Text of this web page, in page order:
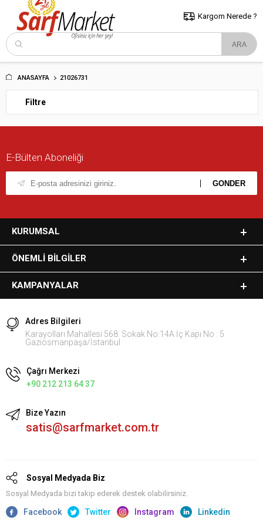
5000 TL ve Üzeri Alışverişlerde İstanbul İçi Kargo Bedava!
ve Trakya İçin Tıklayın..
Kargom Nerede ?
ANASAYFA 21026731
Filtre
E-Bülten Aboneliği
KURUMSAL
ÖNEMLI BILGILER
KAMPANYALAR
Adres Bilgileri
Karayolları Mahallesi 568. Sokak No:14A İç Kapı No : 5
Gaziosmanpaşa/İstanbul
Çağrı Merkezi
+90 212 213 64 37
Bize Yazın
satis@sarfmarket.com.tr
Sosyal Medyada Biz
Sosyal Medyada bizi takip ederek destek olabilirsiniz.
Facebook Twitter Instagram Linkedin